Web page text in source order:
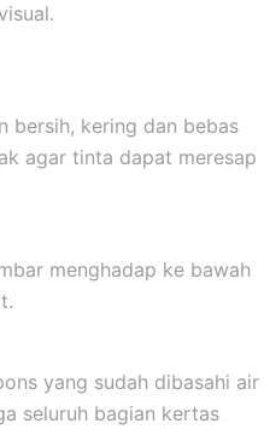
bersih, kering dan bebas
agar tinta dapat meresap
menghadap ke bawah
yang sudah dibasahi air
seluruh bagian kertas